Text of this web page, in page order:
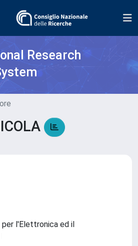
Research
l'Elettronica ed il